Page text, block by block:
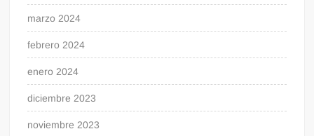
marzo 2024
febrero 2024
enero 2024
diciembre 2023
noviembre 2023